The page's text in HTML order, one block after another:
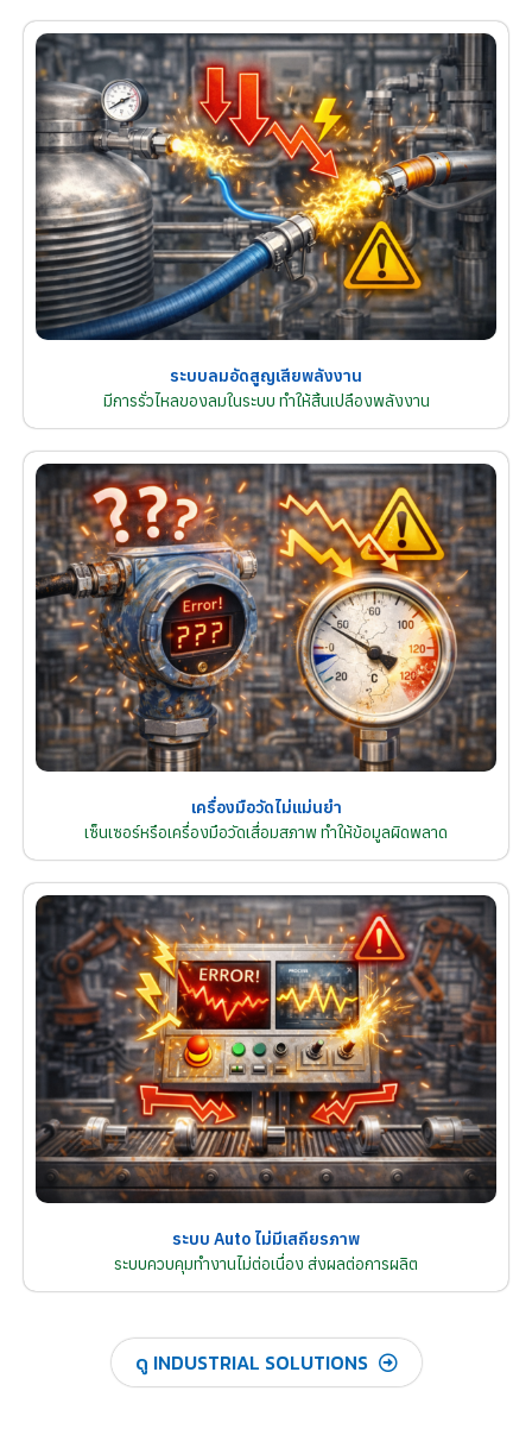
ระบบลมอัดสูญเสียพลังงาน
มีการรั่วไหลของลมในระบบ ทำให้สิ้นเปลืองพลังงาน
เครื่องมือวัดไม่แม่นยำ
เซ็นเซอร์หรือเครื่องมือวัดเสื่อมสภาพ ทำให้ข้อมูลผิดพลาด
ระบบ Auto ไม่มีเสถียรภาพ
ระบบควบคุมทำงานไม่ต่อเนื่อง ส่งผลต่อการผลิต
ดู INDUSTRIAL SOLUTIONS